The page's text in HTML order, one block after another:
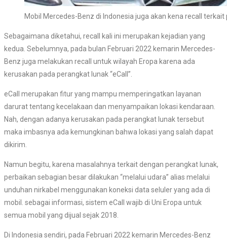
Mobil Mercedes-Benz di Indonesia juga akan kena recall
Sebagaimana diketahui, recall kali ini merupakan kejadian yang
kedua. Sebelumnya, pada bulan Februari 2022 kemarin Mercedes-
Benz juga melakukan recall untuk wilayah Eropa karena ada
kerusakan pada perangkat lunak “eCall”.
eCall merupakan fitur yang mampu memperingatkan layanan
darurat tentang kecelakaan dan menyampaikan lokasi kendaraan.
Nah, dengan adanya kerusakan pada perangkat lunak tersebut
maka imbasnya ada kemungkinan bahwa lokasi yang salah dapat
dikirim.
Namun begitu, karena masalahnya terkait dengan perangkat lunak,
perbaikan sebagian besar dilakukan “melalui udara” alias melalui
unduhan nirkabel menggunakan koneksi data seluler yang ada di
mobil. sebagai informasi, sistem eCall wajib di Uni Eropa untuk
semua mobil yang dijual sejak 2018.
Di Indonesia sendiri, pada Februari 2022 kemarin Mercedes-Benz